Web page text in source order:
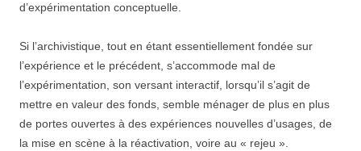
d’expérimentation conceptuelle.
Si l’archivistique, tout en étant essentiellement fondée sur
l’expérience et le précédent, s’accommode mal de
l’expérimentation, son versant interactif, lorsqu’il s’agit de
mettre en valeur des fonds, semble ménager de plus en plus
de portes ouvertes à des expériences nouvelles d’usages, de
la mise en scène à la réactivation, voire au « rejeu ».